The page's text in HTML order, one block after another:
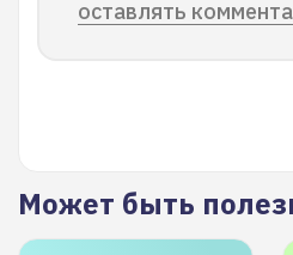
оставлять
Может быть